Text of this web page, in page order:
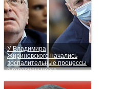
У Владимира
Жириновского начались
воспалительные процессы
в головном мозге